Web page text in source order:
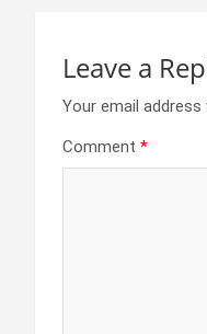
Leave a
Your email address
Comment *